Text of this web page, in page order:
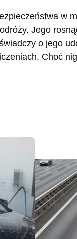
w
Jego
o jego
Choć